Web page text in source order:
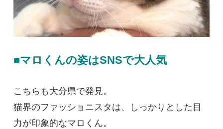
■マロくんの姿はSNSで大人気
こちらも大分県で発見。
猫界のファッショニスタは、しっかりとした目
力が印象的なマロくん。